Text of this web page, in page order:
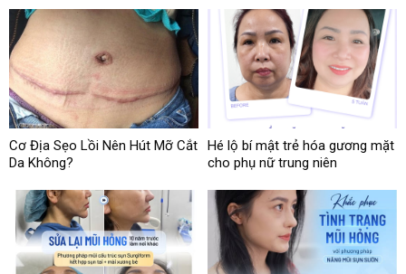
Cơ Địa Sẹo Lồi Nên Hút Mỡ Cắt
Da Không?
Hé lộ bí mật trẻ hóa gương mặt
cho phụ nữ trung niên